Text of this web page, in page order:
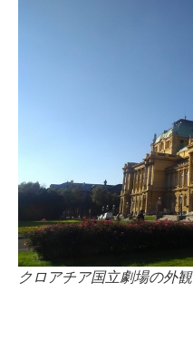
クロアチア国立劇場の外観